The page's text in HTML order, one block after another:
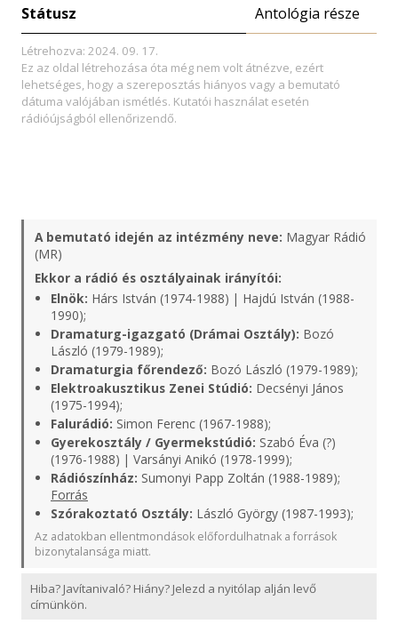
Státusz Antológia része
Létrehozva: 2024. 09. 17.
Ez az oldal létrehozása óta még nem volt átnézve, ezért
lehetséges, hogy a szereposztás hiányos vagy a bemutató
dátuma valójában ismétlés. Kutatói használat esetén
rádióújságból ellenőrizendő.
A bemutató idején az intézmény neve: Magyar Rádió
(MR)
Ekkor a rádió és osztályainak irányítói:
Elnök: Hárs István (1974-1988) | Hajdú István (1988-
1990);
Dramaturg-igazgató (Drámai Osztály): Bozó
László (1979-1989);
Dramaturgia főrendező: Bozó László (1979-1989);
Elektroakusztikus Zenei Stúdió: Decsényi János
(1975-1994);
Falurádió: Simon Ferenc (1967-1988);
Gyerekosztály / Gyermekstúdió: Szabó Éva (?)
(1976-1988) | Varsányi Anikó (1978-1999);
Rádiószínház: Sumonyi Papp Zoltán (1988-1989);
Forrás
Szórakoztató Osztály: László György (1987-1993);
Az adatokban ellentmondások előfordulhatnak a források
bizonytalansága miatt.
Hiba? Javítanivaló? Hiány? Jelezd a nyitólap alján levő
címünkön.